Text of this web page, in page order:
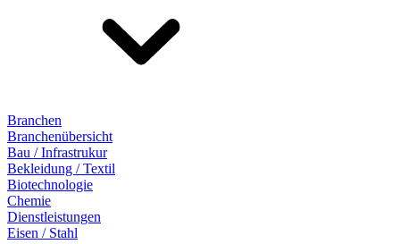
Branchen
Branchenübersicht
Bau / Infrastrukur
Bekleidung / Textil
Biotechnologie
Chemie
Dienstleistungen
Eisen / Stahl